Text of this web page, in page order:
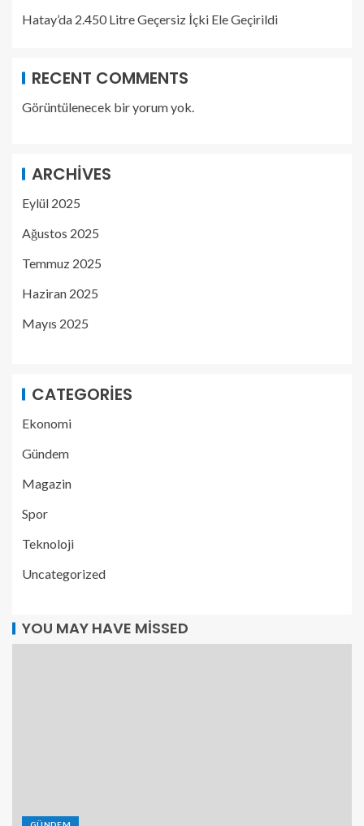
Hatay’da 2.450 Litre Geçersiz İçki Ele Geçirildi
RECENT COMMENTS
Görüntülenecek bir yorum yok.
ARCHIVES
Eylül 2025
Ağustos 2025
Temmuz 2025
Haziran 2025
Mayıs 2025
CATEGORIES
Ekonomi
Gündem
Magazin
Spor
Teknoloji
Uncategorized
YOU MAY HAVE MISSED